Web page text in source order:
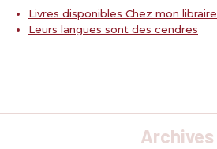
Livres disponibles Chez mon libraire
Leurs langues sont des cendres
Archives